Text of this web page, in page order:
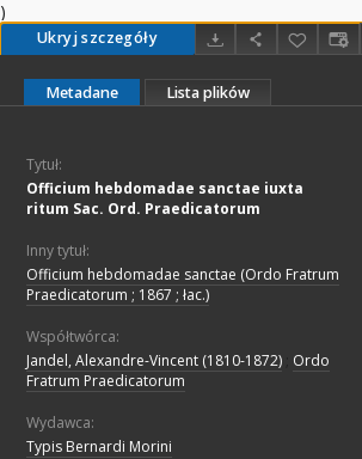
)
Ukryj szczegóły
Metadane Lista plików
Tytuł:
Officium hebdomadae sanctae iuxta
ritum Sac. Ord. Praedicatorum
Inny tytuł:
Officium hebdomadae sanctae (Ordo Fratrum
Praedicatorum ; 1867 ; łac.)
Współtwórca:
Jandel, Alexandre-Vincent (1810-1872) Ordo
Fratrum Praedicatorum
Wydawca:
Typis Bernardi Morini